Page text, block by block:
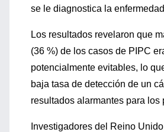
se le diagnostica la
Los resultados revelaron que
(36 %) de los casos de PIPC
potencialmente evitables, lo
baja tasa de detección de un
resultados alarmantes para los
Investigadores del Reino